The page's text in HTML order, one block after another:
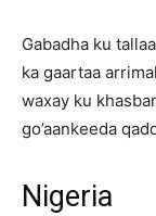
Gabadha ku
ka gaartaa
waxay ku
go’aankeeda
Nigeria